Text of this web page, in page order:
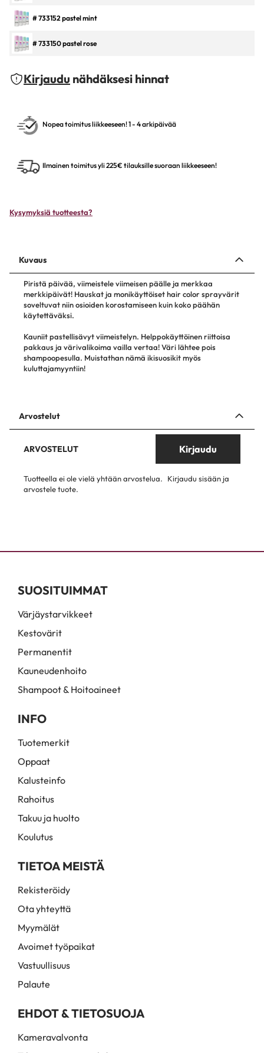
# 733152 pastel mint
# 733150 pastel rose
Kirjaudu nähdäksesi hinnat
Nopea toimitus liikkeeseen! 1 - 4 arkipäivää
Ilmainen toimitus yli 225€ tilauksille suoraan liikkeeseen!
Kysymyksiä tuotteesta?
Kuvaus
Piristä päivää, viimeistele viimeisen päälle ja merkkaa
merkkipäivät! Hauskat ja monikäyttöiset hair color sprayvärit
soveltuvat niin osioiden korostamiseen kuin koko päähän
käytettäväksi.
Kauniit pastellisävyt viimeistelyn. Helppokäyttöinen riittoisa
pakkaus ja värivalikoima vailla vertaa! Väri lähtee pois
shampoopesulla. Muistathan nämä ikisuosikit myös
kuluttajamyyntiin!
Arvostelut
ARVOSTELUT Kirjaudu
Tuotteella ei ole vielä yhtään arvostelua.
Kirjaudu sisään ja
arvostele tuote.
SUOSITUIMMAT
Värjäystarvikkeet
Kestovärit
Permanentit
Kauneudenhoito
Shampoot & Hoitoaineet
INFO
Tuotemerkit
Oppaat
Kalusteinfo
Rahoitus
Takuu ja huolto
Koulutus
TIETOA MEISTÄ
Rekisteröidy
Ota yhteyttä
Myymälät
Avoimet työpaikat
Vastuullisuus
Palaute
EHDOT & TIETOSUOJA
Kameravalvonta